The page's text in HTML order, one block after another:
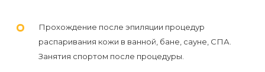
Прохождение после эпиляции процедур
распаривания кожи в ванной, бане, сауне, СПА.
Занятия спортом после процедуры.